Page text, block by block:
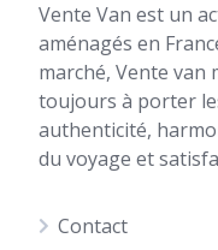
Vente Van est un
aménagés en
marché, Vente van
toujours à porter
authenticité,
du voyage et
Contact